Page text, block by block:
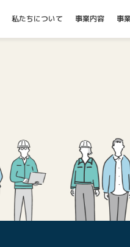
私たちについて 事業内容 事